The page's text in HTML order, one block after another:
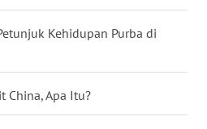
Kehidupan Purba di
China, Apa Itu?